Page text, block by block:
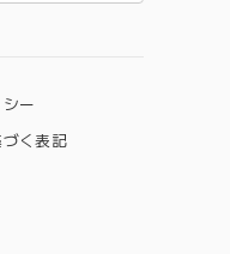
ー
く表記